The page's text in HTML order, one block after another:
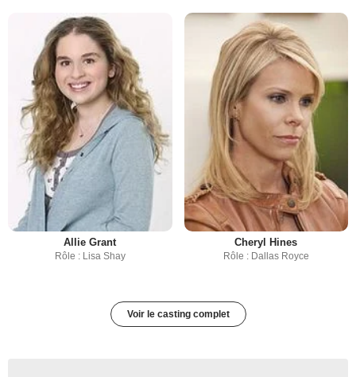
Allie Grant
Rôle : Lisa Shay
Cheryl Hines
Rôle : Dallas Royce
Voir le casting complet